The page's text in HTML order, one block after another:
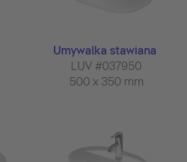
Umywalka stawiana
LUV #037950
500 x 350 mm